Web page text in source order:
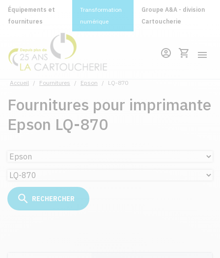
Équipements et
fournitures
Transformation
numérique
Groupe A&A - division
Cartoucherie
Accueil / Fournitures / Epson / LQ-870
Fournitures pour imprimante
Epson LQ-870